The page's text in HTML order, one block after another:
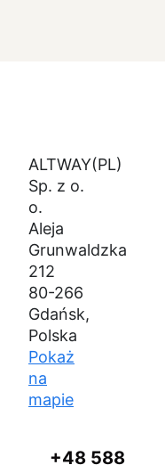
ALTWAY(PL)
Sp. z o.
o.
Aleja
Grunwaldzka
212
80-266
Gdańsk,
Polska
Pokaż
na
mapie
+48 588